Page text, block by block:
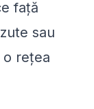
față
sau
o rețea